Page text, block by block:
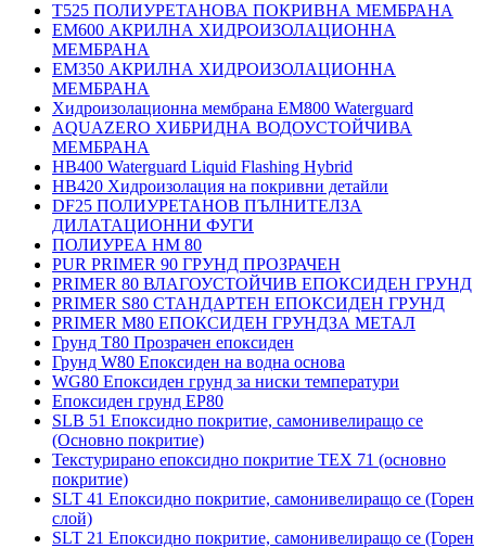
T525 ПОЛИУРЕТАНОВА ПОКРИВНА МЕМБРАНА
EM600 АКРИЛНА ХИДРОИЗОЛАЦИОННА
МЕМБРАНА
EM350 АКРИЛНА ХИДРОИЗОЛАЦИОННА
МЕМБРАНА
Хидроизолационна мембрана EM800 Waterguard
AQUAZERO ХИБРИДНА ВОДОУСТОЙЧИВА
МЕМБРАНА
HB400 Waterguard Liquid Flashing Hybrid
HB420 Хидроизолация на покривни детайли
DF25 ПОЛИУРЕТАНОВ ПЪЛНИТЕЛЗА
ДИЛАТАЦИОННИ ФУГИ
ПОЛИУРЕА HM 80
PUR PRIMER 90 ГРУНД ПРОЗРАЧЕН
PRIMER 80 ВЛАГОУСТОЙЧИВ ЕПОКСИДЕН ГРУНД
PRIMER S80 СТАНДАРТЕН ЕПОКСИДЕН ГРУНД
PRIMER M80 ЕПОКСИДЕН ГРУНДЗА МЕТАЛ
Грунд Т80 Прозрачен епоксиден
Грунд W80 Епоксиден на водна основа
WG80 Епоксиден грунд за ниски температури
Епоксиден грунд EP80
SLB 51 Епоксидно покритие, самонивелиращо се
(Основно покритие)
Текстурирано епоксидно покритие TEX 71 (основно
покритие)
SLT 41 Епоксидно покритие, самонивелиращо се (Горен
слой)
SLT 21 Епоксидно покритие, самонивелиращо се (Горен